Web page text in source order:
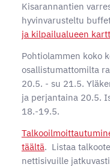
Kisarannantien
hyvinvarusteltu
ja kilpailualueen
Pohtiolammen koko
osallistumattomilta
20.5. - su 21.5.
ja perjantaina 20.5.
18.-19.5.
täältä. Listaa
nettisivuille